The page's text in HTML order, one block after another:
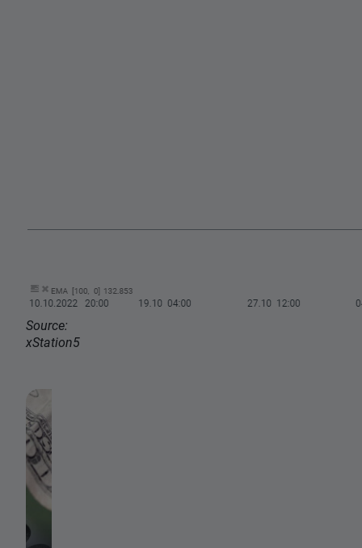
Source:
xStation5